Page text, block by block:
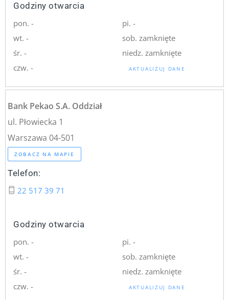
Godziny otwarcia
pon. -
wt. -
śr. -
czw. -
pi. -
sob. zamknięte
niedz. zamknięte
AKTUALIZUJ DANE
Bank Pekao S.A. Oddział
ul. Płowiecka 1
Warszawa 04-501
ZOBACZ NA MAPIE
Telefon:
22 517 39 71
Godziny otwarcia
pon. -
wt. -
śr. -
czw. -
pi. -
sob. zamknięte
niedz. zamknięte
AKTUALIZUJ DANE